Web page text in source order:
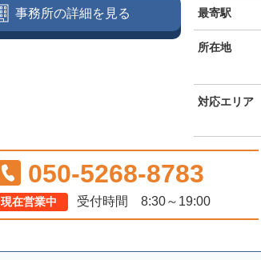
最寄駅
所在地
対応エリア
事務所の詳細を見る
050-5268-8783
現在営業中 受付時間 8:30～19:00